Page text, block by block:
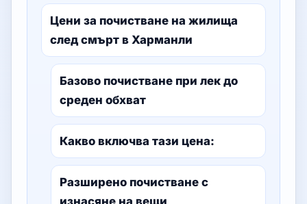
Цени за почистване на жилища
след смърт в Харманли
Базово почистване при лек до
среден обхват
Какво включва тази цена:
Разширено почистване с
изнасяне на вещи